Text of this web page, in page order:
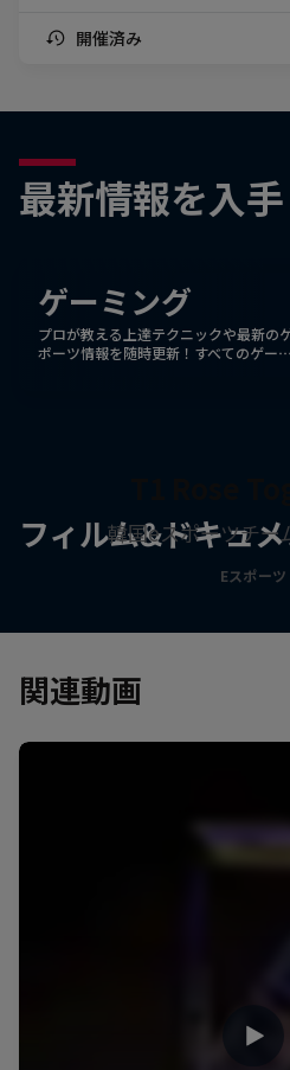
開催済み
最新情報を入手
ゲーミング
プロが教える上達テクニックや最新の
ポーツ情報を随時更新！すべてのゲー…
フィルム&ドキュ
韓国eスポーツチー
Eスポーツ
関連動画